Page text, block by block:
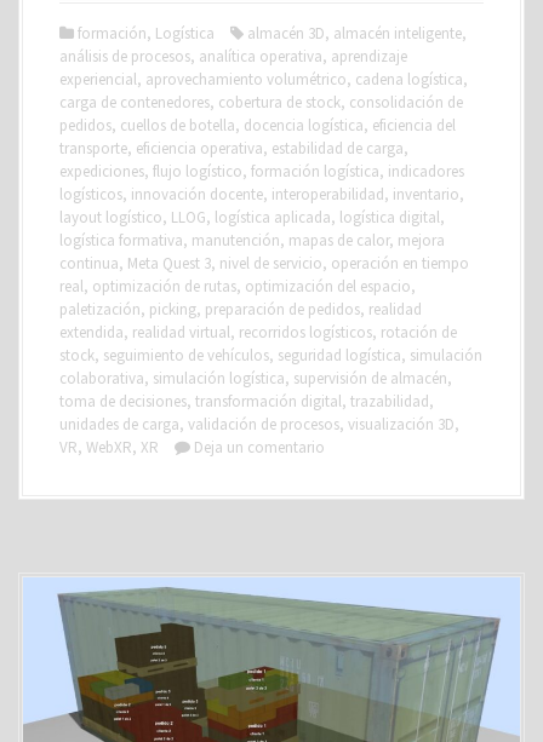
formación, Logística almacén 3D, almacén inteligente,
análisis de procesos, analítica operativa, aprendizaje
experiencial, aprovechamiento volumétrico, cadena logística,
carga de contenedores, cobertura de stock, consolidación de
pedidos, cuellos de botella, docencia logística, eficiencia del
transporte, eficiencia operativa, estabilidad de carga,
expediciones, flujo logístico, formación logística, indicadores
logísticos, innovación docente, interoperabilidad, inventario,
layout logístico, LLOG, logística aplicada, logística digital,
logística formativa, manutención, mapas de calor, mejora
continua, Meta Quest 3, nivel de servicio, operación en tiempo
real, optimización de rutas, optimización del espacio,
paletización, picking, preparación de pedidos, realidad
extendida, realidad virtual, recorridos logísticos, rotación de
stock, seguimiento de vehículos, seguridad logística, simulación
colaborativa, simulación logística, supervisión de almacén,
toma de decisiones, transformación digital, trazabilidad,
unidades de carga, validación de procesos, visualización 3D,
VR, WebXR, XR Deja un comentario